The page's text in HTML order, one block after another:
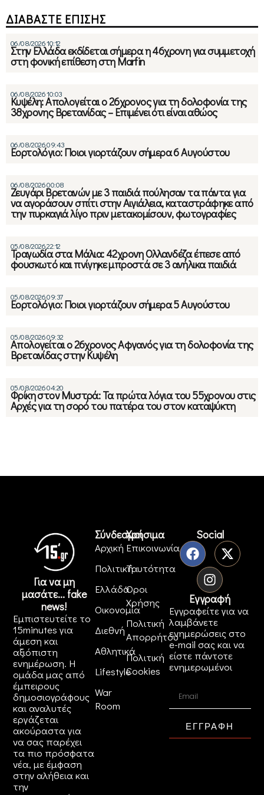
ΔΙΑΒΑΣΤΕ ΕΠΙΣΗΣ
06/08/2026 10:12
Στην Ελλάδα εκδίδεται σήμερα η 46χρονη για συμμετοχή
στη φονική επίθεση στη Marfin
06/08/2026 10:03
Κυψέλη: Απολογείται ο 26χρονος για τη δολοφονία της
38χρονης Βρετανίδας – Επιμένει ότι είναι αθώος
06/08/2026 09:43
Εορτολόγιο: Ποιοι γιορτάζουν σήμερα 6 Αυγούστου
06/08/2026 00:08
Ζευγάρι Βρετανών με 3 παιδιά πούλησαν τα πάντα για
να αγοράσουν σπίτι στην Αιγιάλεια, καταστράφηκε από
την πυρκαγιά λίγο πριν μετακομίσουν, φωτογραφίες
05/08/2026 22:12
Τραγωδία στα Μάλια: 42χρονη Ολλανδέζα έπεσε από
φουσκωτό και πνίγηκε μπροστά σε 3 ανήλικα παιδιά
05/08/2026 09:37
Εορτολόγιο: Ποιοι γιορτάζουν σήμερα 5 Αυγούστου
05/08/2026 09:32
Απολογείται ο 26χρονος Αφγανός για τη δολοφονία της
Βρετανίδας στην Κυψέλη
05/08/2026 04:20
Φρίκη στον Μυστρά: Τα πρώτα λόγια του 55χρονου στις
Αρχές για τη σορό του πατέρα του στον καταψύκτη
Για να μη
μασάτε... fake
news!
Εμπιστευτείτε το
15minutes για
άμεση και
αξιόπιστη
ενημέρωση. Η
ομάδα μας από
έμπειρους
δημοσιογράφους
και αναλυτές
εργάζεται
ακούραστα για
να σας παρέχει
τα πιο πρόσφατα
νέα, με έμφαση
στην αλήθεια και
την
Σύνδεσμοι
Αρχική
Πολιτική
Ελλάδα
Οικονομία
Διεθνή
Αθλητικά
Lifestyle
War
Room
Χρήσιμα
Επικοινωνία
Ταυτότητα
Όροι
Χρήσης
Πολιτική
Απορρήτου
Πολιτική
Cookies
Social
Εγγραφή
Εγγραφείτε για να
λαμβάνετε
ενημερώσεις στο
e-mail σας και να
είστε πάντοτε
ενημερωμένοι
ΕΓΓΡΑΦΗ